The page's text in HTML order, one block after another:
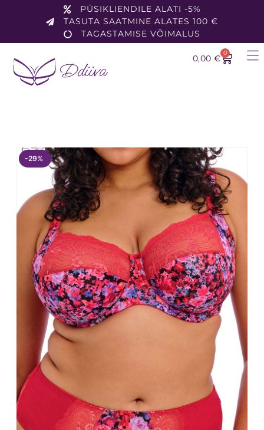
PÜSIKLIENDILE ALATI -5%
TASUTA SAATMINE ALATES 100 €
TAGASTAMISE VÕIMALUS
0,00 €
0
-29%